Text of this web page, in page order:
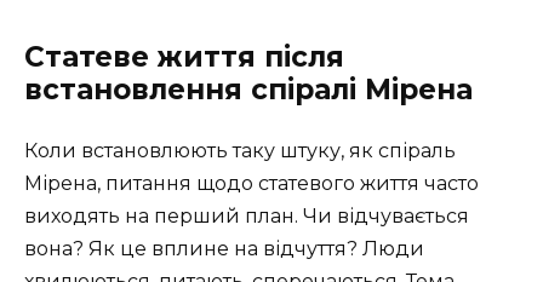
Статеве життя після
встановлення спіралі Мірена
Коли встановлюють таку штуку, як спіраль
Мірена, питання щодо статевого життя часто
виходять на перший план. Чи відчувається
вона? Як це вплине на відчуття? Люди